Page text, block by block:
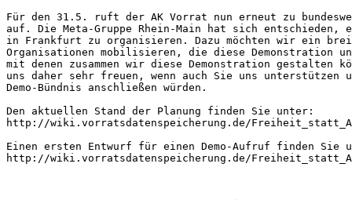
Für den 31.5. ruft der AK Vorrat nun erneut zu
auf. Die Meta-Gruppe Rhein-Main hat sich entschieden,
in Frankfurt zu organisieren. Dazu möchten wir ein
Organisationen mobilisieren, die diese Demonstration
mit denen zusammen wir diese Demonstration gestalten
uns daher sehr freuen, wenn auch Sie uns unterstützen
Demo-Bündnis anschließen würden.
Den aktuellen Stand der Planung finden Sie unter:
http://wiki.vorratsdatenspeicherung.de/
Einen ersten Entwurf für einen Demo-Aufruf finden Sie
http://wiki.vorratsdatenspeicherung.de/